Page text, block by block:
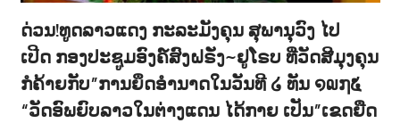
ດ່ວນ!ທູດລາວແດງ ກະລະມັງຄຸນ ສຸພານຸວົງ ໄປ
ເປີດ ກອງປະຊູມອົງຄ໌ສົງຝຣັ່ງ~ຢູໂຣບ ທີ່ວັດສີມຸງຄຸນ
ກໍຄ້າຍກັບ”ການຍຶດອຳນາດໃນວັນທີ ໒ ທັນ ໑໙໗໕
“ວັດອົພຍົບລາວໃນຕ່າງແດນ ໄດ້ກາຍ ເປັນ”ເຂດຍືດ